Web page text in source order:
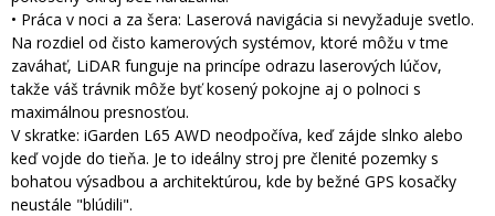
• Práca v noci a za šera: Laserová navigácia si nevyžaduje svetlo.
Na rozdiel od čisto kamerových systémov, ktoré môžu v tme
zaváhať, LiDAR funguje na princípe odrazu laserových lúčov,
takže váš trávnik môže byť kosený pokojne aj o polnoci s
maximálnou presnosťou.
V skratke: iGarden L65 AWD neodpočíva, keď zájde slnko alebo
keď vojde do tieňa. Je to ideálny stroj pre členité pozemky s
bohatou výsadbou a architektúrou, kde by bežné GPS kosačky
neustále "blúdili".